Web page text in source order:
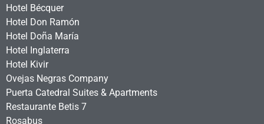
Hotel Bécquer
Hotel Don Ramón
Hotel Doña María
Hotel Inglaterra
Hotel Kivir
Ovejas Negras Company
Puerta Catedral Suites & Apartments
Restaurante Betis 7
Rosabus